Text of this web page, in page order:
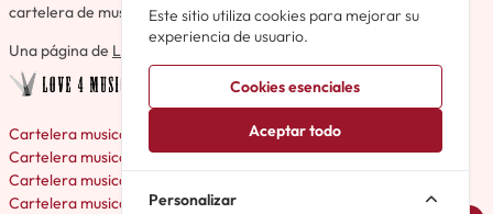
cartelera de musicales más completa de España.
Una página de Love4Musicals
Cartelera musicales en Madrid
Cartelera musicales en Barcelona
Cartelera musicales en Valencia
Cartelera musicales en Málaga
Este sitio utiliza cookies para mejorar su
experiencia de usuario.
Cookies esenciales
Aceptar todo
Personalizar